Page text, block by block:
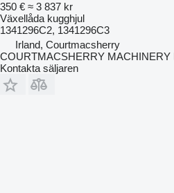
350 € ≈ 3 837 kr
Växellåda kugghjul
1341296C2, 1341296C3
Irland, Courtmacsherry
COURTMACSHERRY MACHINERY
Kontakta säljaren